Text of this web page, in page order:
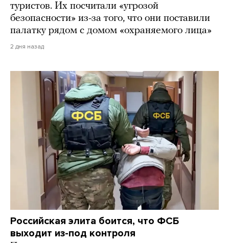
туристов. Их посчитали «угрозой
безопасности» из-за того, что они поставили
палатку рядом с домом «охраняемого лица»
2 дня назад
Российская элита боится, что ФСБ
выходит из-под контроля